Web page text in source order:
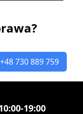
730 889 759
19:00